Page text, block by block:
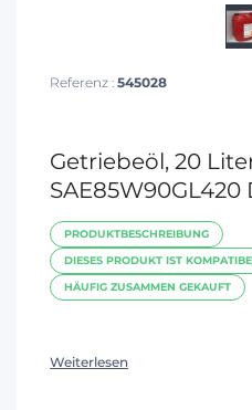
Referenz : 545028
Getriebeöl, 20
SAE85W90GL420
PRODUKTBESCHREIBUNG
DIESES PRODUKT IST
HÄUFIG ZUSAMMEN GEKAUFT
Weiterlesen